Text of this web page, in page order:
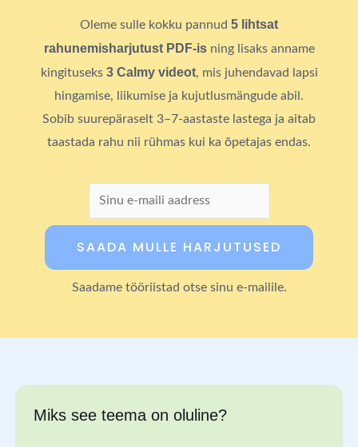
Oleme sulle kokku pannud 5 lihtsat
rahunemisharjutust PDF-isning lisaks anname
kingituseks 3 Calmy videot, mis juhendavad lapsi
hingamise, liikumise ja kujutlusmängude abil.
Sobib suurepäraselt 3–7-aastaste lastega ja aitab
taastada rahu nii rühmas kui ka õpetajas endas.
Saadame tööriistad otse sinu e-mailile.
Miks see teema on oluline?